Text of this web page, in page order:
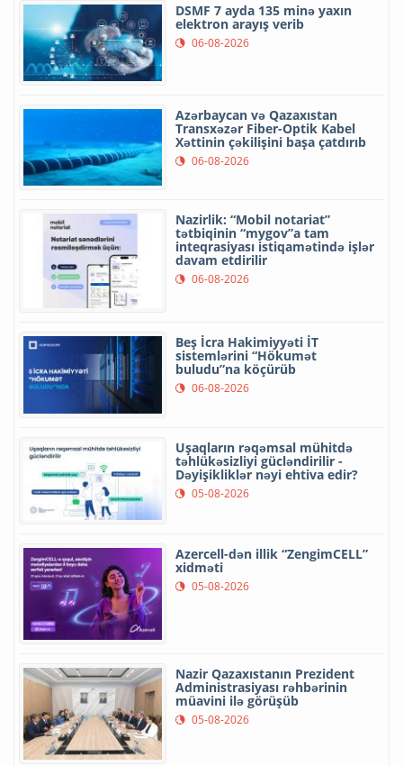
DSMF 7 ayda 135 minə yaxın
elektron arayış verib
06-08-2026
Azərbaycan və Qazaxıstan
Transxəzər Fiber-Optik Kabel
Xəttinin çəkilişini başa çatdırıb
06-08-2026
Nazirlik: “Mobil notariat”
tətbiqinin “mygov”a tam
inteqrasiyası istiqamətində işlər
davam etdirilir
06-08-2026
Beş İcra Hakimiyyəti İT
sistemlərini “Hökumət
buludu”na köçürüb
06-08-2026
Uşaqların rəqəmsal mühitdə
təhlükəsizliyi gücləndirilir -
Dəyişikliklər nəyi ehtiva edir?
05-08-2026
Azercell-dən illik “ZengimCELL”
xidməti
05-08-2026
Nazir Qazaxıstanın Prezident
Administrasiyası rəhbərinin
müavini ilə görüşüb
05-08-2026